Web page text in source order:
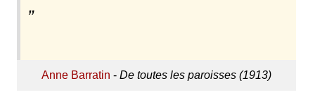
Anne Barratin - De toutes les paroisses (1913)